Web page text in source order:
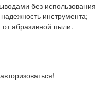
без использования
инструмента;
абразивной пыли.